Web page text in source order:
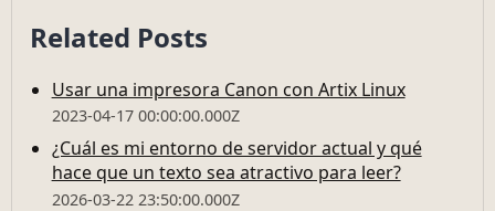
Related Posts
Usar una impresora Canon con Artix Linux
2023-04-17 00:00:00.000Z
¿Cuál es mi entorno de servidor actual y qué
hace que un texto sea atractivo para leer?
2026-03-22 23:50:00.000Z